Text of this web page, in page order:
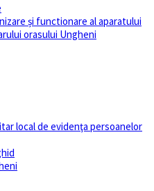
și functionare al aparatului
orasului Ungheni
local de evidenţa persoanelor